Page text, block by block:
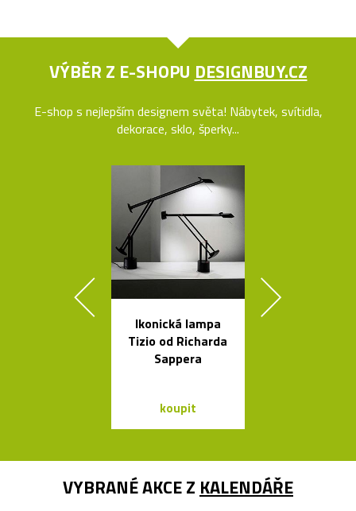
VÝBĚR Z E-SHOPU DESIGNBUY.CZ
E-shop s nejlepším designem světa! Nábytek, svítidla,
dekorace, sklo, šperky...
Ikonická lampa
Tizio od Richarda
Sappera
koupit
VYBRANÉ AKCE Z KALENDÁŘE